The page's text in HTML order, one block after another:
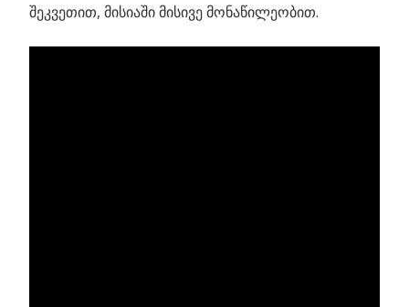
შეკვეთით, მისიაში მისივე მონაწილეობით.